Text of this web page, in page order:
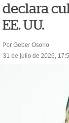
declara
EE. UU.
Por Geber Osorio
31 de julio de 2026,